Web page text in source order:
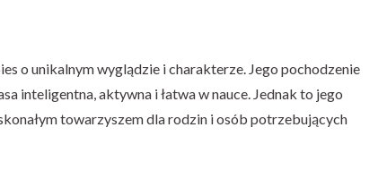
o unikalnym wyglądzie i charakterze. Jego pochodzenie
inteligentna, aktywna i łatwa w nauce. Jednak to jego
towarzyszem dla rodzin i osób potrzebujących